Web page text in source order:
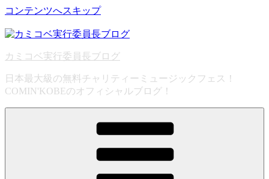
コンテンツへスキップ
カミコベ実行委員長ブログ
日本最大級の無料チャリティーミュージックフェス！
COMIN'KOBEのオフィシャルブログ！